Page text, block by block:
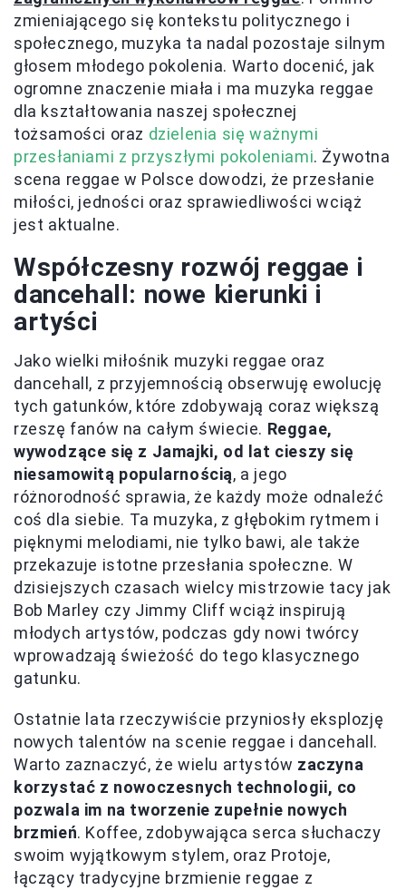
zmieniającego się kontekstu politycznego i
społecznego, muzyka ta nadal pozostaje silnym
głosem młodego pokolenia. Warto docenić, jak
ogromne znaczenie miała i ma muzyka reggae
dla kształtowania naszej społecznej
tożsamości oraz dzielenia się ważnymi
przesłaniami z przyszłymi pokoleniami. Żywotna
scena reggae w Polsce dowodzi, że przesłanie
miłości, jedności oraz sprawiedliwości wciąż
jest aktualne.
Współczesny rozwój reggae i
dancehall: nowe kierunki i
artyści
Jako wielki miłośnik muzyki reggae oraz
dancehall, z przyjemnością obserwuję ewolucję
tych gatunków, które zdobywają coraz większą
rzeszę fanów na całym świecie. Reggae,
wywodzące się z Jamajki, od lat cieszy się
niesamowitą popularnością, a jego
różnorodność sprawia, że każdy może odnaleźć
coś dla siebie. Ta muzyka, z głębokim rytmem i
pięknymi melodiami, nie tylko bawi, ale także
przekazuje istotne przesłania społeczne. W
dzisiejszych czasach wielcy mistrzowie tacy jak
Bob Marley czy Jimmy Cliff wciąż inspirują
młodych artystów, podczas gdy nowi twórcy
wprowadzają świeżość do tego klasycznego
gatunku.
Ostatnie lata rzeczywiście przyniosły eksplozję
nowych talentów na scenie reggae i dancehall.
Warto zaznaczyć, że wielu artystów zaczyna
korzystać z nowoczesnych technologii, co
pozwala im na tworzenie zupełnie nowych
brzmień. Koffee, zdobywająca serca słuchaczy
swoim wyjątkowym stylem, oraz Protoje,
łączący tradycyjne brzmienie reggae z